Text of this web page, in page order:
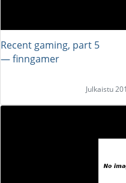
Recent gaming, part 5
― finngamer
Julkaistu